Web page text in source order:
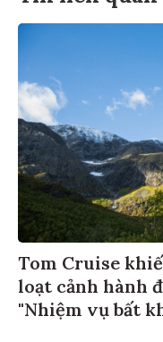
Tom Cruise
loạt cảnh hành
"Nhiệm vụ bất